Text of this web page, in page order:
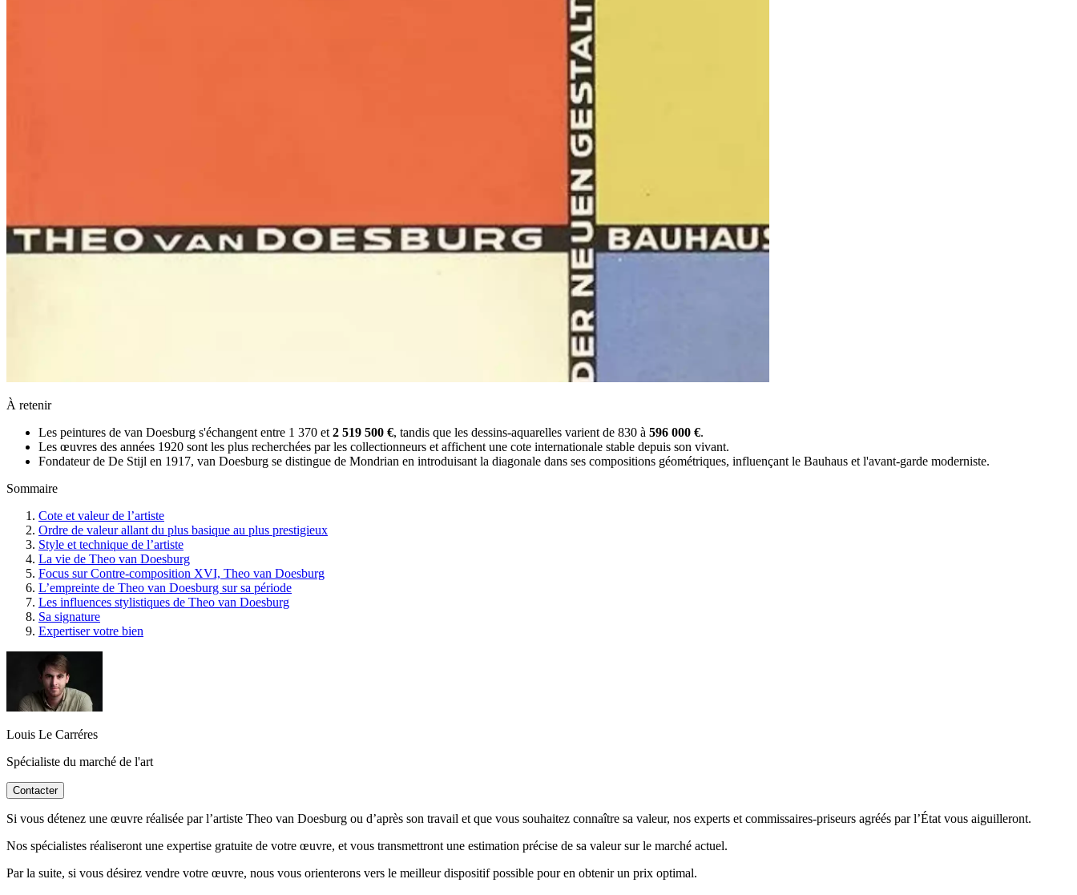
À retenir
Les peintures de van Doesburg s'échangent entre 1 370 et 2 519 500 €, tandis que les dessins-aquarelles varient de 830 à 596 000 €.
Les œuvres des années 1920 sont les plus recherchées par les collectionneurs et affichent une cote internationale stable depuis son vivant.
Fondateur de De Stijl en 1917, van Doesburg se distingue de Mondrian en introduisant la diagonale dans ses compositions géométriques, influençant le Bauhaus et l'avant-garde moderniste.
Sommaire
Cote et valeur de l’artiste
Ordre de valeur allant du plus basique au plus prestigieux
Style et technique de l’artiste
La vie de Theo van Doesburg
Focus sur Contre-composition XVI, Theo van Doesburg
L’empreinte de Theo van Doesburg sur sa période
Les influences stylistiques de Theo van Doesburg
Sa signature
Expertiser votre bien
Louis Le Carréres
Spécialiste du marché de l'art
Contacter
Si vous détenez une œuvre réalisée par l’artiste Theo van Doesburg ou d’après son travail et que vous souhaitez connaître sa valeur, nos experts et commissaires-priseurs agréés par l’État vous aiguilleront.
Nos spécialistes réaliseront une expertise gratuite de votre œuvre, et vous transmettront une estimation précise de sa valeur sur le marché actuel.
Par la suite, si vous désirez vendre votre œuvre, nous vous orienterons vers le meilleur dispositif possible pour en obtenir un prix optimal.